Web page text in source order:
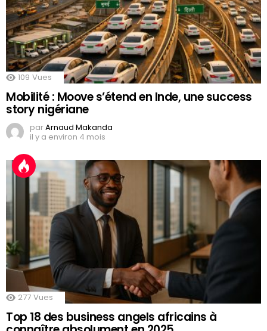
109 Vues
Mobilité : Moove s’étend en Inde, une success
story nigériane
parArnaud Makanda
il y a environ 4 mois
277 Vues
Top 18 des business angels africains à